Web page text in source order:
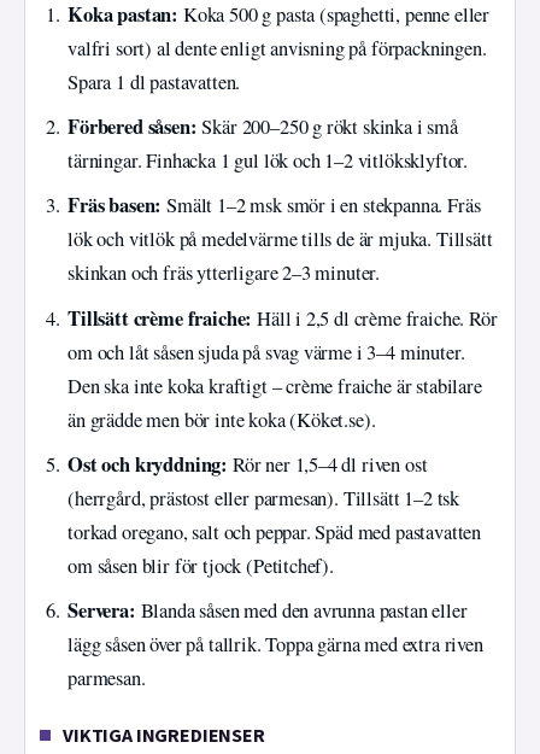
Koka pastan: Koka 500 g pasta (spaghetti, penne eller
valfri sort) al dente enligt anvisning på förpackningen.
Spara 1 dl pastavatten.
Förbered såsen: Skär 200–250 g rökt skinka i små
tärningar. Finhacka 1 gul lök och 1–2 vitlöksklyftor.
Fräs basen: Smält 1–2 msk smör i en stekpanna. Fräs
lök och vitlök på medelvärme tills de är mjuka. Tillsätt
skinkan och fräs ytterligare 2–3 minuter.
Tillsätt crème fraiche: Häll i 2,5 dl crème fraiche. Rör
om och låt såsen sjuda på svag värme i 3–4 minuter.
Den ska inte koka kraftigt – crème fraiche är stabilare
än grädde men bör inte koka (Köket.se).
Ost och kryddning: Rör ner 1,5–4 dl riven ost
(herrgård, prästost eller parmesan). Tillsätt 1–2 tsk
torkad oregano, salt och peppar. Späd med pastavatten
om såsen blir för tjock (Petitchef).
Servera: Blanda såsen med den avrunna pastan eller
lägg såsen över på tallrik. Toppa gärna med extra riven
parmesan.
VIKTIGA INGREDIENSER